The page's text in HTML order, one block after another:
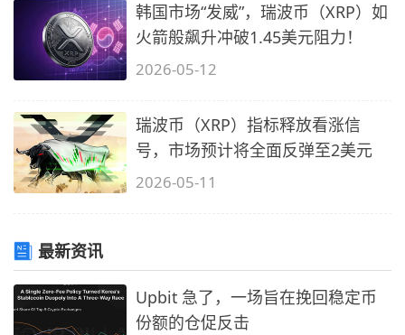
韩国市场“发威”，瑞波币（XRP）如
火箭般飙升冲破1.45美元阻力！
2026-05-12
瑞波币（XRP）指标释放看涨信
号，市场预计将全面反弹至2美元
2026-05-11
最新资讯
Upbit 急了，一场旨在挽回稳定币
份额的仓促反击